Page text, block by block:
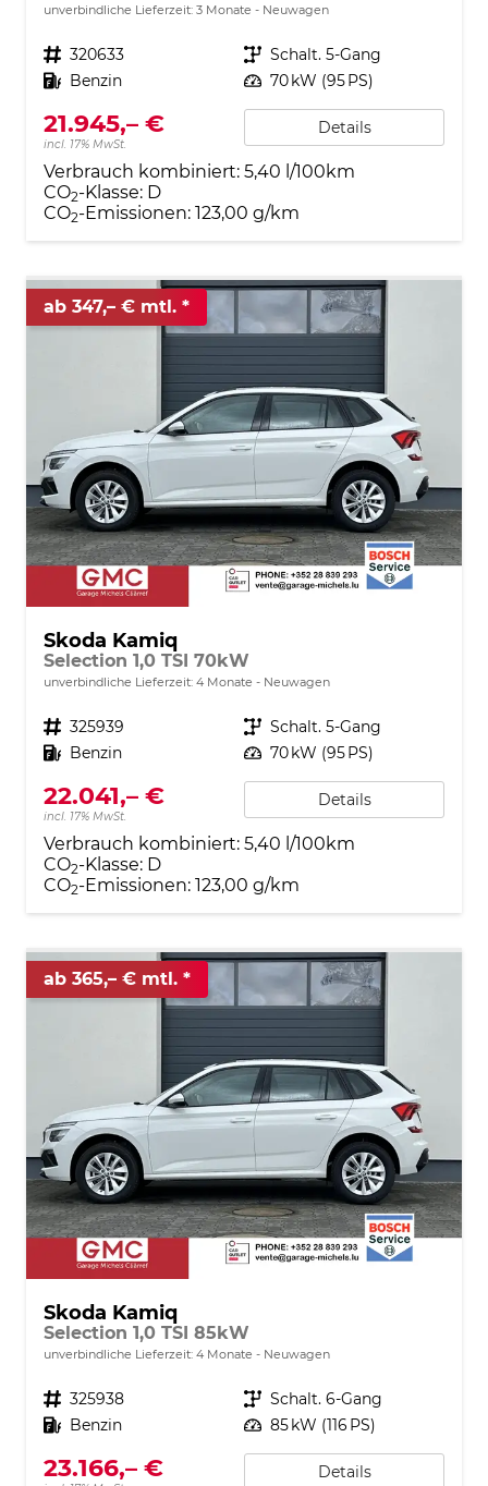
unverbindliche Lieferzeit: 3 Monate Neuwagen
Fahrzeugnr. 320633 Getriebe Schalt. 5-Gang
Kraftstoff Benzin Leistung 70 kW (95 PS)
21.945,– €
incl. 17% MwSt.
Details
Verbrauch kombiniert: 5,40 l/100km
CO2-Klasse: D
CO2-Emissionen: 123,00 g/km
ab 347,– € mtl.
Skoda Kamiq
Selection 1,0 TSI 70kW
unverbindliche Lieferzeit: 4 Monate Neuwagen
Fahrzeugnr. 325939 Getriebe Schalt. 5-Gang
Kraftstoff Benzin Leistung 70 kW (95 PS)
22.041,– €
incl. 17% MwSt.
Details
Verbrauch kombiniert: 5,40 l/100km
CO2-Klasse: D
CO2-Emissionen: 123,00 g/km
ab 365,– € mtl.
Skoda Kamiq
Selection 1,0 TSI 85kW
unverbindliche Lieferzeit: 4 Monate Neuwagen
Fahrzeugnr. 325938 Getriebe Schalt. 6-Gang
Kraftstoff Benzin Leistung 85 kW (116 PS)
23.166,– € Details